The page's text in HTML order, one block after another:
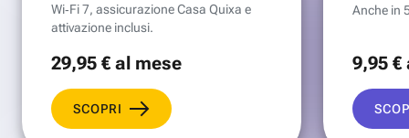
Wi‑Fi 7, assicurazione Casa Quixa e
attivazione inclusi.
29,95 €al mese
SCOPRI
Anche in
9,95 €